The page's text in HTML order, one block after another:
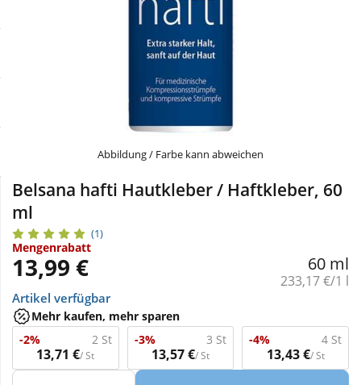
Täglich gut versorgt
Körperpflege & Kosmetik
Nahrungsergänzung
Natur & Homöopathie
Sanitätshaus
Sport & Fitness
Tierbedarf
Abbildung / Farbe kann abweichen
Belsana hafti Hautkleber / Haftkleber, 60
ml
(1)
Mengenrabatt
13,99 € 60 ml
Grundpreis:
233,17 €/1 l
Artikel verfügbar
Mehr kaufen, mehr sparen
-2%
2 St
13,71 €/ St
-3% 3 St
13,57 €/ St
-4% 4 St
13,43 €/ St